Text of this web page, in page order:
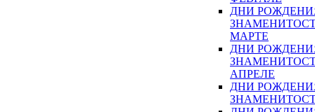
ДНИ
МАРТЕ
ДНИ
АПРЕЛЕ
ДНИ